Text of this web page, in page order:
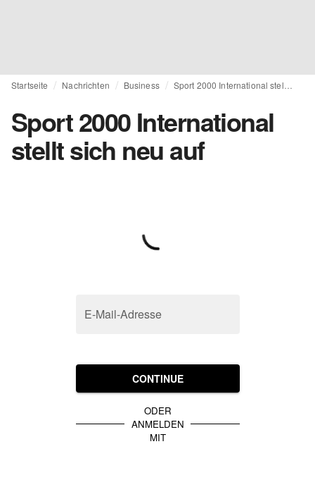
Startseite Nachrichten Business
Sport 2000 International
stellt sich neu auf
E-Mail-Adresse
CONTINUE
ODER
ANMELDEN
MIT